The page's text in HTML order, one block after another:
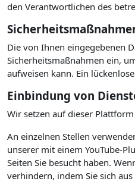
den Verantwortlichen des
Die von Ihnen eingegebenen
Sicherheitsmaßnahmen ein,
aufweisen kann. Ein
Einbindung von
Wir setzen auf dieser
An einzelnen Stellen
unserer mit einem YouTube-
Seiten Sie besucht haben.
verhindern, indem Sie sich